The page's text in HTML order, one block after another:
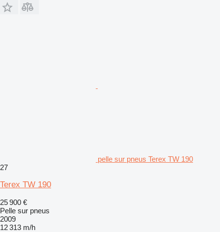
pelle sur pneus Terex TW 190
27
Terex TW 190
25 900 €
Pelle sur pneus
2009
12 313 m/h